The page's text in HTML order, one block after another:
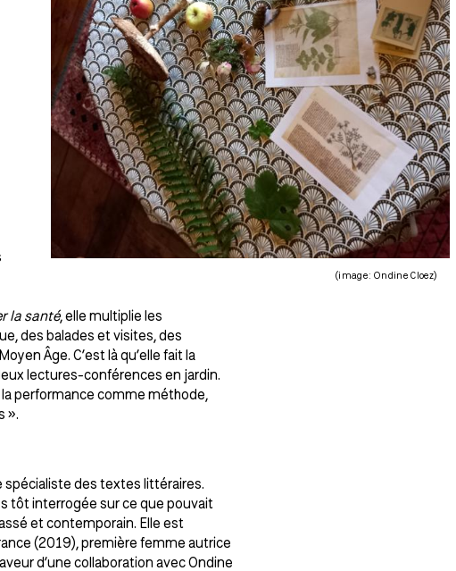
(image : Ondine Cloez)
la santé, elle multiplie les
des balades et visites, des
Âge. C’est là qu’elle fait la
lectures-conférences en jardin.
performance comme méthode,
».
des textes littéraires.
tôt interrogée sur ce que pouvait
et contemporain. Elle est
(2019), première femme autrice
d’une collaboration avec Ondine